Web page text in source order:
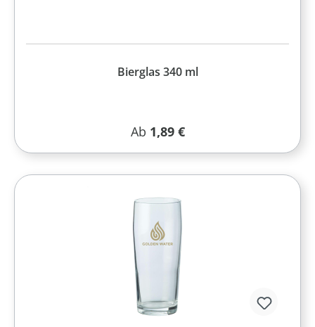
Bierglas 340 ml
Regulärer Preis:
Ab 1,89 €